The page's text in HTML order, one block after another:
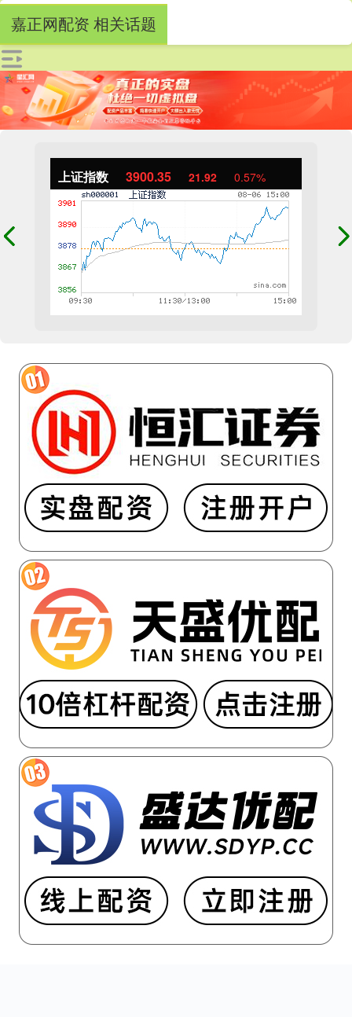
上证指数 3900.35 21.92 0.57%
嘉正网配资 相关话题